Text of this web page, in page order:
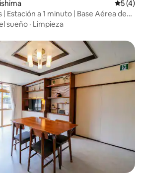
5 (4)
Estación a 1 minuto | Base Aérea de
sueño · Limpieza